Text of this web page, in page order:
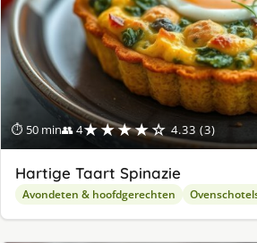
⏱ 50 min👥 4★★★★☆ 4.33 (3)
Hartige Taart Spinazie
Avondeten & hoofdgerechten